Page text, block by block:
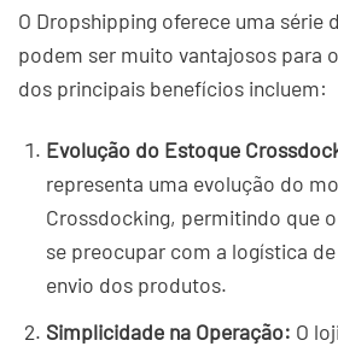
O Dropshipping oferece uma série
podem ser muito vantajosos para
dos principais benefícios incluem:
Evolução do Estoque
representa uma evolução do
Crossdocking, permitindo que
se preocupar com a logística
envio dos produtos.
Simplicidade na Operação: O